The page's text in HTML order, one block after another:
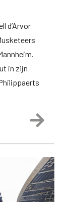
d’Arvor
in zijn
Lees